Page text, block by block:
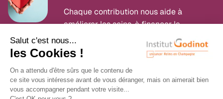
Chaque contribution nous aide à
améliorer les soins, à financer la
recherche et à accompagner nos
patients dans leur combat contre le
Faire un don